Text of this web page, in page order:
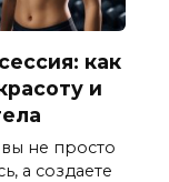
как
и
вы не просто
а создаете